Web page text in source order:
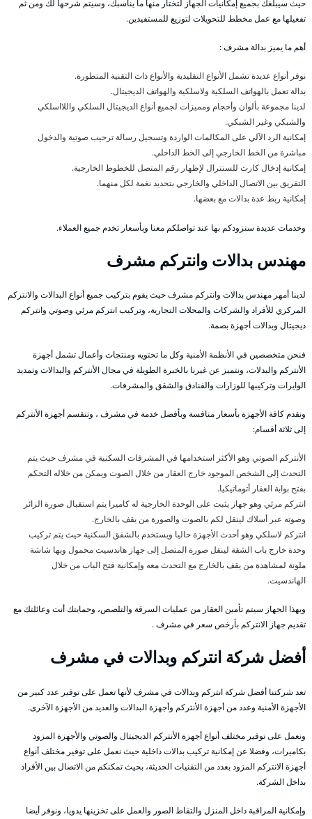
حيث سيبلغك بجميع إمكانيات الجهاز لتختار منها ما يناسبك، وسيتم شرحها لك ومن ثم
تفعيلها مع عمل مخطط للتحويلات لتوزيع للمستفيدين.
أهم ما يميز بدالة مشرف :
نوفر أنواع عديدة تشمل الأنواع التقليدية والأنواع ذات التقنية المتطورة.
بدالة تعمل بالهواتف السلكية ولاسلكية والهواتف الديجيتال.
لدينا مجموعة بألوان وأحجام ومميزات لجميع أنواع الديجيتال السلكي واللااسلكي
والشبكي وغير الشبكي.
إمكانية الرد الآلي على المكالمات الواردة وتسجيل رسالة ترحيب صوتية والدخول
مباشرة من الخط الخارجي إلى الخط الداخلي.
إمكانية إدخال كارت للسنترال لإظهار رقم المتصل للخطوط الخارجية.
التفريق بين الاتصال الداخلي والخارجي بتحديد نغمة لكل منهما.
إمكانية ربط عدة بدالات مع بعضها.
وخدمات عديدة سنزودكم بها عند تواصلكم معنا وبأسعار تخدم جميع العملاء.
مهندس بدالات وانتركم مشرف
لدينا أمهر مهندس بدالات وانتركم مشرف حيث يقوم بتركيب جميع أنواع البدالات والانتركم
المركزي للأفراد والشركات والمحلات التجارية، وتركيب انتركم مرئي وصوتي وانتركم
ديجيتال وبدالات أجهزة بصمة.
فنحن متخصصين في الأنظمة الأمنية وكل ما تحتويه ومنتجات وأعمال تشمل أجهزة
الأنتركم والبدلات، ونتميز عن غيرنا بالخبرة الطويلة في مجال الأنتركم والبدالات وتمديد
الوايرات وتركيبها للوزارات والفنادق والشقق والمشرفات.
ونقدم كافة الأجهزة بأسعار منافسة وبأفضل خدمة في مشرف ، وتنقسم أجهزة الأنتركم
إلى ثلاثة أقسام:
الأنتركم الصوتي وهو الأكثر استخدامها في المشرفات السكنية في مشرف حيث يتم
التحدث إلى الشخص الموجود خارج العقار من خلال الصوت ويمكن من خلاله التحكم
بفتح بوابة العقار أتوماتيكيا.
انتركم مرئي وهو جهاز يثبت على الوحدة الخارجية له كاميرا يتم استقبال صورة الزائر
وصوته عبر أسلاك لينقل لكم بالصوت والصورة من يقف بالخارج.
انتركم لاسلكي وهو أحدث الأجهزة حاليا ويستخدم بالشقق السكنية حيث يتم تركيب
وحدة خارج باب الشقة لينقل صورة المتصل إلى جهاز هاندسيت محمول وبها شاشة
ملونة لمشاهدة من يقف بالخارج مع التحدث معه وإمكانية فتح الباب من خلال
الهاندسيت.
وبهذا الجهاز سيتم تأمين العقار من عمليات السرقة والتلصص، وحمايتك أنت وعائلتك مع
تقديم جهاز الانتركم بأرخص سعر في مشرف .
أفضل شركة انتركم وبدالات في مشرف
تعد شركتنا أفضل شركة انتركم وبدالات في مشرف لأنها تعمل على توفير عدد كبير من
الأجهزة الأمنية وعدد من أجهزة الأنتركم وأجهزة البدالات والعديد من الأجهزة الآخرى.
ونعمل على توفير مختلف أنواع أجهزة الأنتركم الديجيتال والصوتي والأجهزة المزود
بكاميرات، وفضلا عن إمكانية تركيب بدالات داخلية حيث نعمل على توفير مختلف أنواع
أجهزة الانتركم المزود بعدد من التقنيات الحديثة، بحيث تمكنكم من الاتصال بين الأفراد
بداخل الشركة.
وإمكانية المراقبة داخل المنزل والتقاط الصور والعمل على تخزينها يدويا، ونوفر أيضا